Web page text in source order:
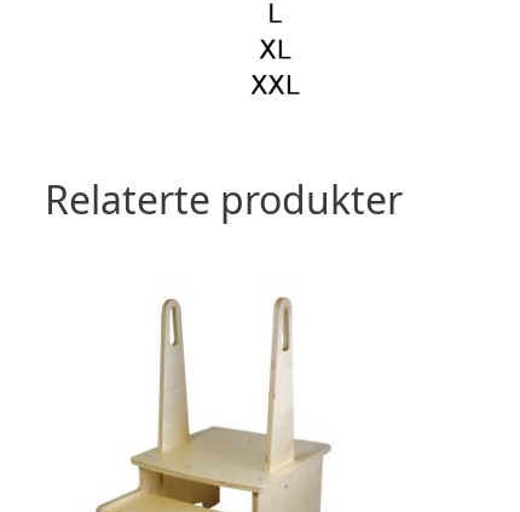
Relaterte produkter